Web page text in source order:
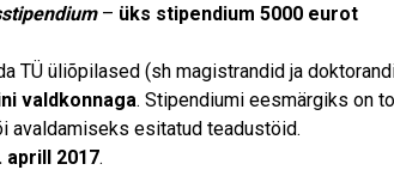
– üks stipendium 5000 eurot
TÜ üliõpilased (sh magistrandid ja
valdkonnaga. Stipendiumi eesmärgiks on
avaldamiseks esitatud teadustöid.
aprill 2017.